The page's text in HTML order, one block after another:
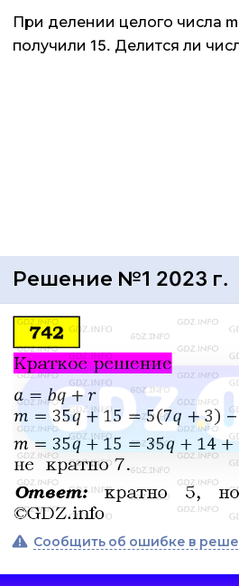
При делении целого числа m
получили 15. Делится ли
Решение №1 2023 г.
Сообщить об ошибке в